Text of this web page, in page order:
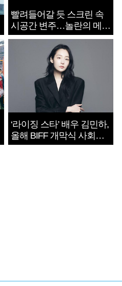
빨려들어갈 듯 스크린 속
시공간 변주…놀란의 메시
지는 ‘전쟁 속죄’
‘라이징 스타’ 배우 김민하,
올해 BIFF 개막식 사회자
확정